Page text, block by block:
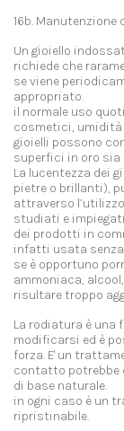
16b. Manutenzione
Un gioiello
richiede che
se viene
appropriato.
il normale uso
cosmetici, umidità
gioielli possono
superfici in oro sia
La lucentezza dei
pietre o brillanti),
attraverso
studiati e
dei prodotti in
infatti usata
se è opportuno
ammoniaca,
risultare troppo
La rodiatura è una
modificarsi ed è
forza. E' un
contatto potrebbe
di base naturale.
in ogni caso è un
ripristinabile.